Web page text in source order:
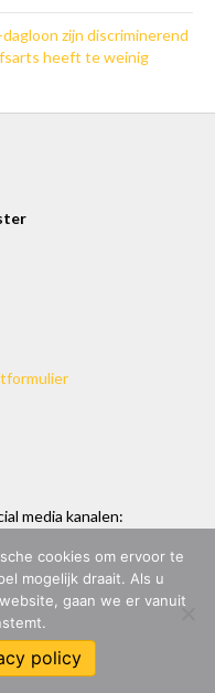
zijn discriminerend
heeft te weinig
media kanalen:
LIJSTER
HOPPEN
cookies om ervoor te
mogelijk draait. Als u
gaan we er vanuit
policy